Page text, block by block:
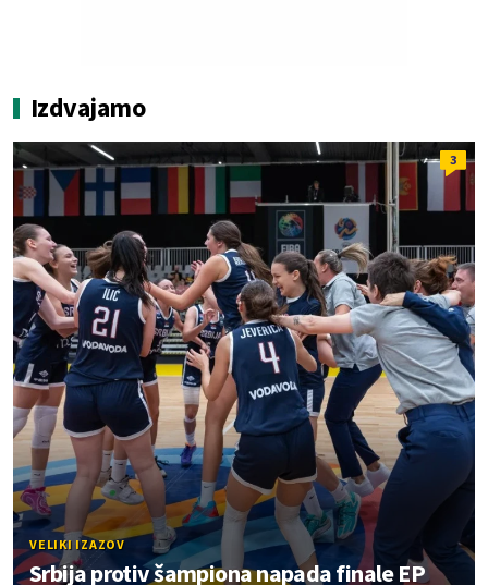
Izdvajamo
3
VELIKI IZAZOV
Srbija protiv šampiona napada finale EP